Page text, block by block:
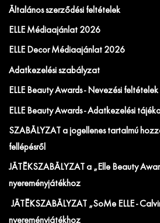
Általános szerződési feltételek
ELLE Médiaajánlat 2026
ELLE Decor Médiaajánlat 2026
Adatkezelési szabályzat
ELLE Beauty Awards - Nevezési feltételek
ELLE Beauty Awards - Adatkezelési
SZABÁLYZAT a jogellenes tartalmú
fellépésről
JÁTÉKSZABÁLYZAT a „Elle Beauty
nyereményjátékhoz
JÁTÉKSZABÁLYZAT „SoMe ELLE -
nyereményjátékhoz